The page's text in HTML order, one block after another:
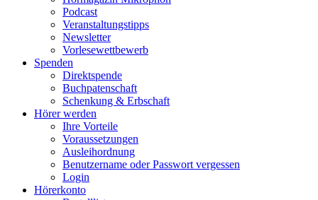
Podcast
Veranstaltungstipps
Newsletter
Vorlesewettbewerb
Spenden
Direktspende
Buchpatenschaft
Schenkung & Erbschaft
Hörer werden
Ihre Vorteile
Voraussetzungen
Ausleihordnung
Benutzername oder Passwort vergessen
Login
Hörerkonto